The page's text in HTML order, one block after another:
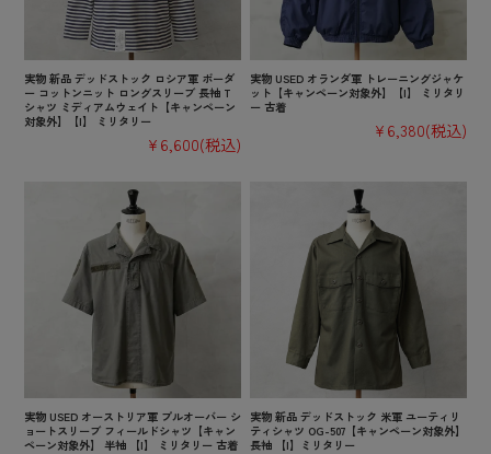
実物 新品 デッドストック ロシア軍 ボーダ
ー コットンニット ロングスリーブ 長袖 T
シャツ ミディアムウェイト【キャンペーン
対象外】【I】 ミリタリー
¥6,600(税込)
実物 USED オランダ軍 トレーニングジャケ
ット【キャンペーン対象外】【I】 ミリタリ
ー 古着
¥6,380(税込)
実物 USED オーストリア軍 プルオーバー シ
ョートスリーブ フィールドシャツ【キャン
ペーン対象外】 半袖 【I】 ミリタリー 古着
実物 新品 デッドストック 米軍 ユーティリ
ティシャツ OG-507【キャンペーン対象外】
長袖 【I】ミリタリー